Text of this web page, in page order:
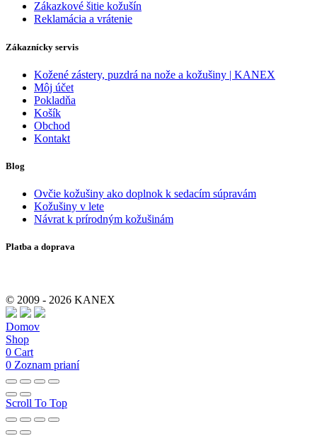
Zákazkové šitie kožušín
Reklamácia a vrátenie
Zákaznícky servis
Kožené zástery, puzdrá na nože a kožušiny | KANEX
Môj účet
Pokladňa
Košík
Obchod
Kontakt
Blog
Ovčie kožušiny ako doplnok k sedacím súpravám
Kožušiny v lete
Návrat k prírodným kožušinám
Platba a doprava
© 2009 - 2026 KANEX
Domov
Shop
0 Cart
0 Zoznam prianí
Scroll To Top